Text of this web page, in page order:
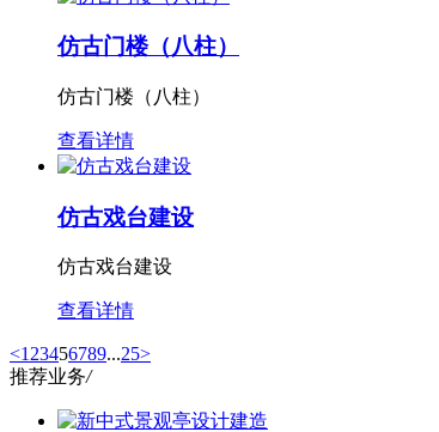
仿古门楼（八柱）
仿古门楼（八柱）
查看详情
仿古戏台建设
仿古戏台建设
查看详情
<123456789...25>
推荐业务/